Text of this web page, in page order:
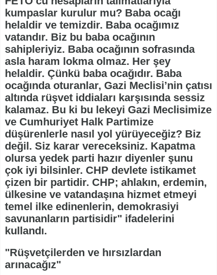
kumpaslar kurulur mu? Baba ocağı
helaldir ve temizdir. Baba ocağımız
vatandır. Biz bu baba ocağının
sahipleriyiz. Baba ocağının sofrasında
asla haram lokma olmaz. Her şey
helaldir. Çünkü baba ocağıdır. Baba
ocağında oturanlar, Gazi Meclisi’nin çatısı
altında rüşvet iddiaları karşısında sessiz
kalamaz. Bu ki bu lekeyi Gazi Meclisimize
ve Cumhuriyet Halk Partimize
düşürenlerle nasıl yol yürüyeceğiz? Biz
değil. Siz karar vereceksiniz. Kapatma
olursa yedek parti hazır diyenler şunu
çok iyi bilsinler. CHP devlete istikamet
çizen bir partidir. CHP; ahlakın, erdemin,
ülkesine ve vatandaşına hizmet etmeyi
temel ilke edinenlerin, demokrasiyi
savunanların partisidir" ifadelerini
kullandı.
"Rüşvetçilerden ve hırsızlardan
arınacağız"